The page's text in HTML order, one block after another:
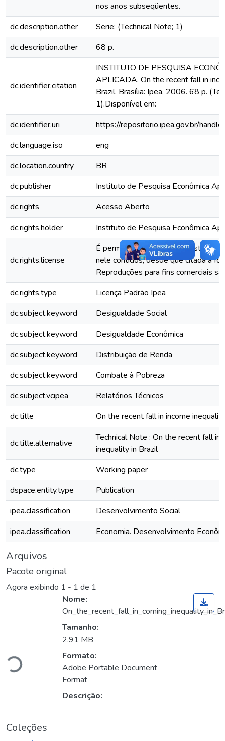
nos anos subseqüentes.
dc.description.other
Serie: (Technical Note; 1)
dc.description.other
68 p.
dc.identifier.citation
INSTITUTO DE PESQUISA
APLICADA. On the recent fall in
Brazil. Brasília: Ipea, 2006. 68 p.
1).Disponível em:
dc.identifier.uri
https://repositorio.ipea.gov.br/
dc.language.iso
eng
dc.location.country
BR
dc.publisher
Instituto de Pesquisa Econômica
dc.rights
Acesso Aberto
dc.rights.holder
Instituto de Pesquisa Econômica
dc.rights.license
É permitida a reprodução deste
nele contidos, desde que citada a
Reproduções para fins comerciais
dc.rights.type
Licença Padrão Ipea
dc.subject.keyword
Desigualdade Social
dc.subject.keyword
Desigualdade Econômica
dc.subject.keyword
Distribuição de Renda
dc.subject.keyword
Combate à Pobreza
dc.subject.vcipea
Relatórios Técnicos
dc.title
On the recent fall in income
dc.title.alternative
Technical Note : On the recent fall in
inequality in Brazil
dc.type
Working paper
dspace.entity.type
Publication
ipea.classification
Desenvolvimento Social
ipea.classification
Economia. Desenvolvimento
Arquivos
Pacote original
Agora exibindo 1 - 1 de 1
Carregando...
Nome:
Tamanho:
2.91 MB
Formato:
Adobe Portable Document
Format
Descrição:
Coleções